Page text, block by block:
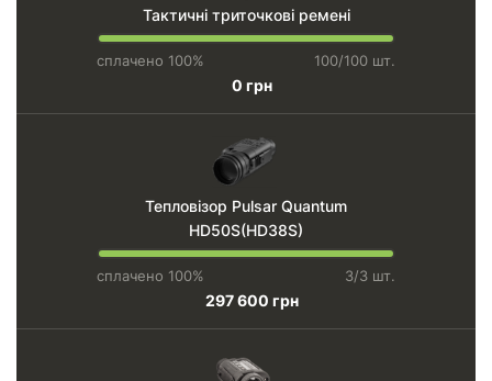
Тактичні триточкові ремені
сплачено 100% 100/100 шт.
0 грн
Тепловізор Pulsar Quantum
HD50S(HD38S)
сплачено 100% 3/3 шт.
297 600 грн